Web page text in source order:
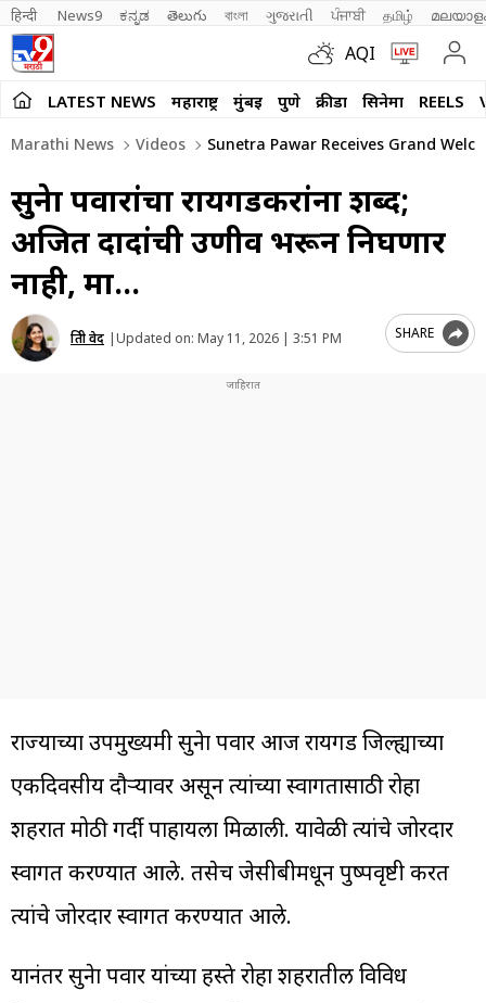
हिन्दी News9 ಕನ್ನಡ తెలుగు বাংলা ગુજરાતી ਪੰਜਾਬੀ தமிழ்
AQI
LATEST NEWS महाराष्ट्र मुंबई पुणे क्रीडा सिनेमा REELS
Marathi News Videos Sunetra Pawar Receives Grand
सुनेत्रा पवारांचा रायगडकरांना शब्द;
अजित दादांची उणीव भरून निघणार
नाही, मात्र…
प्रिती वेद |Updated on: May 11, 2026 | 3:51 PM SHARE
राज्याच्या उपमुख्यमंत्री सुनेत्रा पवार आज रायगड जिल्ह्याच्या
एकदिवसीय दौऱ्यावर असून त्यांच्या स्वागतासाठी रोहा
शहरात मोठी गर्दी पाहायला मिळाली. यावेळी त्यांचे जोरदार
स्वागत करण्यात आले. तसेच जेसीबीमधून पुष्पवृष्टी करत
त्यांचे जोरदार स्वागत करण्यात आले.
यानंतर सुनेत्रा पवार यांच्या हस्ते रोहा शहरातील विविध